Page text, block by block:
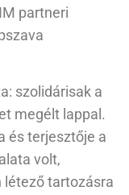
partneri
szolidárisak a
megélt lappal.
és terjesztője a
volt,
létező tartozásra